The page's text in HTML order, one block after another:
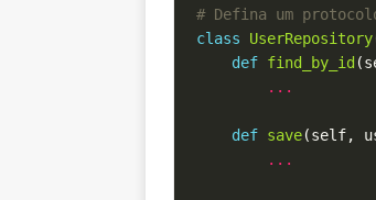
# Defina um
class
UserRepository
def find_by_id
...
def save(self,
...